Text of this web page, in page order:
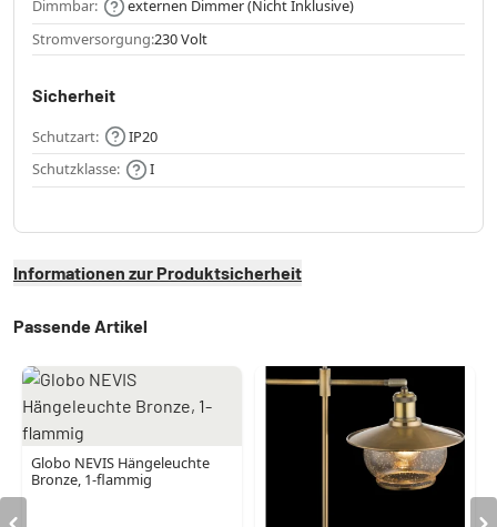
Dimmbar:
externen Dimmer (Nicht Inklusive)
Stromversorgung:230 Volt
Sicherheit
Schutzart:
IP20
Schutzklasse:
I
Informationen zur Produktsicherheit
Passende Artikel
Globo NEVIS Hängeleuchte
Bronze, 1-flammig